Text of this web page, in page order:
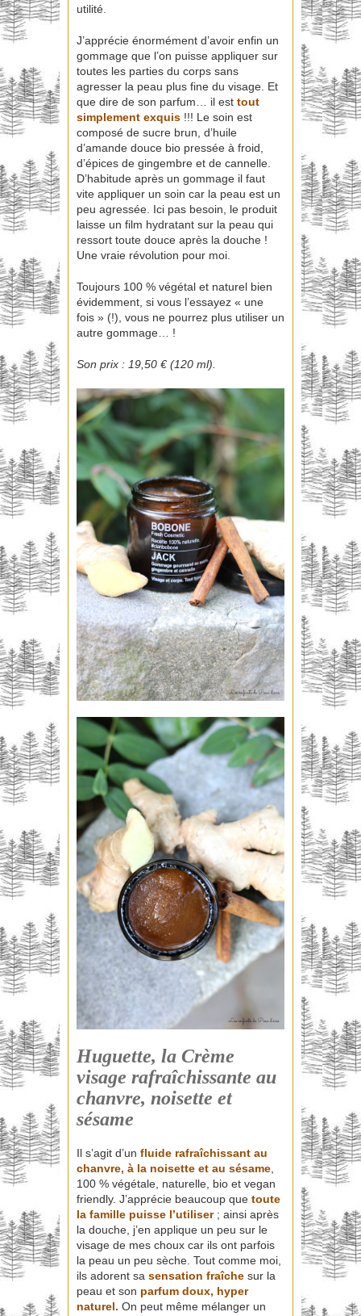
utilité.
J’apprécie énormément d’avoir enfin un
gommage que l’on puisse appliquer sur
toutes les parties du corps sans
agresser la peau plus fine du visage. Et
que dire de son parfum… il est tout
simplement exquis !!! Le soin est
composé de sucre brun, d’huile
d’amande douce bio pressée à froid,
d’épices de gingembre et de cannelle.
D’habitude après un gommage il faut
vite appliquer un soin car la peau est un
peu agressée. Ici pas besoin, le produit
laisse un film hydratant sur la peau qui
ressort toute douce après la douche !
Une vraie révolution pour moi.
Toujours 100 % végétal et naturel bien
évidemment, si vous l’essayez « une
fois » (!), vous ne pourrez plus utiliser un
autre gommage… !
Son prix : 19,50 € (120 ml).
Huguette, la Crème
visage rafraîchissante au
chanvre, noisette et
sésame
Il s’agit d’un fluide rafraîchissant au
chanvre, à la noisette et au sésame
100 % végétale, naturelle, bio et vegan
friendly. J’apprécie beaucoup que toute
la famille puisse l’utiliser; ainsi après
la douche, j’en applique un peu sur le
visage de mes choux car ils ont parfois
la peau un peu sèche. Tout comme moi,
ils adorent sa sensation fraîche sur la
peau et son parfum doux, hyper
naturel. On peut même mélanger un